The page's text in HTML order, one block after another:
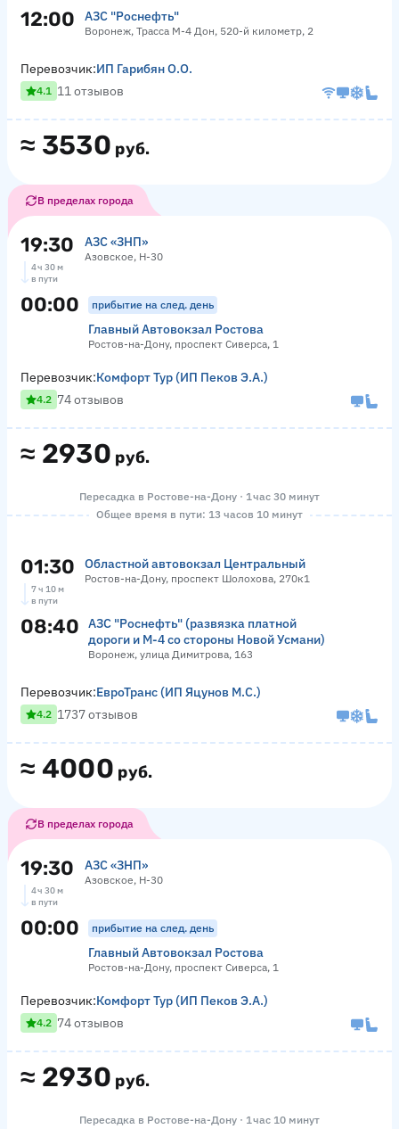
12:00 АЗС "Роснефть"
Воронеж, Трасса М-4 Дон, 520-й километр, 2
≈ 3530 руб.
Перевозчик:ИП Гарибян О.О.
4.1 11 отзывов
В пределах города
19:30 АЗС «ЗНП»
Азовское, Н-30
4 ч 30 м
в пути
00:00 прибытие на след. день
Главный Автовокзал Ростова
Ростов-на-Дону, проспект Сиверса, 1
≈ 2930 руб.
Перевозчик:Комфорт Тур (ИП Пеков Э.А.)
4.2 74 отзывов
Пересадка в Ростове-на-Дону · 1 час 30 минут
Общее время в пути: 13 часов 10 минут
01:30 Областной автовокзал Центральный
Ростов-на-Дону, проспект Шолохова, 270к1
7 ч 10 м
в пути
08:40
АЗС "Роснефть" (развязка платной
дороги и М-4 со стороны Новой Усмани)
Воронеж, улица Димитрова, 163
≈ 4000 руб.
Перевозчик:ЕвроТранс (ИП Яцунов М.С.)
4.2 1737 отзывов
В пределах города
19:30 АЗС «ЗНП»
Азовское, Н-30
4 ч 30 м
в пути
00:00 прибытие на след. день
Главный Автовокзал Ростова
Ростов-на-Дону, проспект Сиверса, 1
≈ 2930 руб.
Перевозчик:Комфорт Тур (ИП Пеков Э.А.)
4.2 74 отзывов
Пересадка в Ростове-на-Дону · 1 час 10 минут